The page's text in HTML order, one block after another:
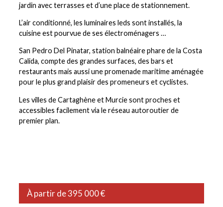
jardin avec terrasses et d’une place de stationnement.
L’air conditionné, les luminaires leds sont installés, la
cuisine est pourvue de ses électroménagers …
San Pedro Del Pinatar, station balnéaire phare de la Costa
Calida, compte des grandes surfaces, des bars et
restaurants mais aussi une promenade maritime aménagée
pour le plus grand plaisir des promeneurs et cyclistes.
Les villes de Cartaghène et Murcie sont proches et
accessibles facilement via le réseau autoroutier de
premier plan.
À partir de 395 000 €